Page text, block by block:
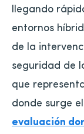
llegando
entornos
de la
seguridad de
que
donde surge
evaluación